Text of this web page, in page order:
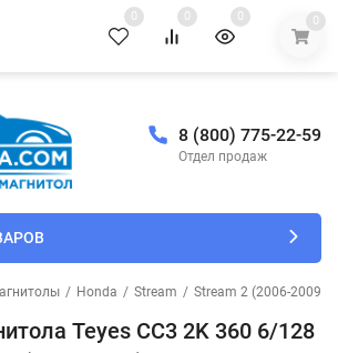
0 0 0 0
8 (800) 775-22-59
Отдел продаж
/ Honda / Stream / Stream 2 (2006-2009)
Teyes CC3 2K 360 6/128